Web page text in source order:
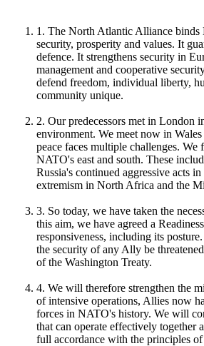
1. The North Atlantic Alliance binds
security, prosperity and values. It
defence. It strengthens security in
management and cooperative
defend freedom, individual liberty,
community unique.
2. Our predecessors met in London
environment. We meet now in
peace faces multiple challenges.
NATO's east and south. These
Russia's continued aggressive acts
extremism in North Africa and the
3. So today, we have taken the
this aim, we have agreed a
responsiveness, including its
the security of any Ally be
of the Washington Treaty.
4. We will therefore strengthen the
of intensive operations, Allies now
forces in NATO's history. We will
that can operate effectively together
full accordance with the principles